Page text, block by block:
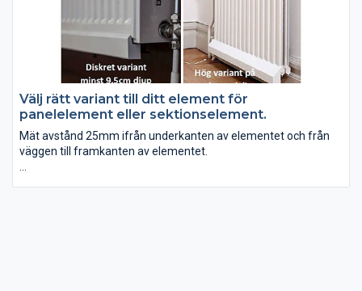
Välj rätt variant till ditt element för
panelelement eller sektionselement.
Mät avstånd 25mm ifrån underkanten av elementet och från
väggen till framkanten av elementet.